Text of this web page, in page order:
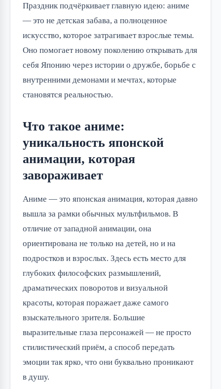
Праздник подчёркивает главную идею: аниме
— это не детская забава, а полноценное
искусство, которое затрагивает взрослые темы.
Оно помогает новому поколению открывать для
себя Японию через истории о дружбе, борьбе с
внутренними демонами и мечтах, которые
становятся реальностью.
Что такое аниме:
уникальность японской
анимации, которая
завораживает
Аниме — это японская анимация, которая давно
вышла за рамки обычных мультфильмов. В
отличие от западной анимации, она
ориентирована не только на детей, но и на
подростков и взрослых. Здесь есть место для
глубоких философских размышлений,
драматических поворотов и визуальной
красоты, которая поражает даже самого
взыскательного зрителя. Большие
выразительные глаза персонажей — не просто
стилистический приём, а способ передать
эмоции так ярко, что они буквально проникают
в душу.